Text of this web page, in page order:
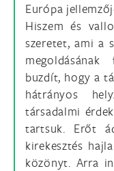
Európa
Hiszem és
szeretet, ami a
buzdít, hogy a
hátrányos
társadalmi
tartsuk. Erőt
kirekesztés
közönyt. Arra